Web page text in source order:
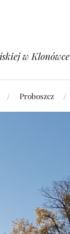
w Klonówce
Proboszcz